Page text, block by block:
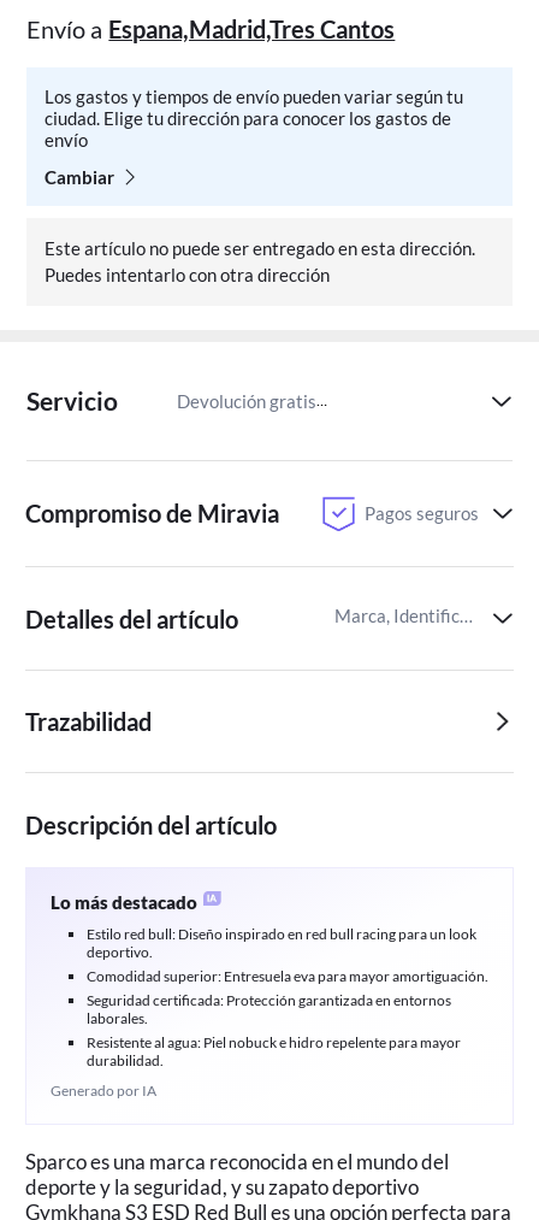
Envío a Espana,Madrid,Tres Cantos
Los gastos y tiempos de envío pueden variar según tu
ciudad. Elige tu dirección para conocer los gastos de
envío
Cambiar
Este artículo no puede ser entregado en esta dirección.
Puedes intentarlo con otra dirección
Servicio Devolución gratis Paga
Compromiso de Miravia Pagos seguros
Detalles del artículo Marca, Identificador del artículo de Miravia
Trazabilidad
Descripción del artículo
Lo más destacado
Estilo red bull: Diseño inspirado en red bull racing para un look
deportivo.
Comodidad superior: Entresuela eva para mayor amortiguación.
Seguridad certificada: Protección garantizada en entornos
laborales.
Resistente al agua: Piel nobuck e hidro repelente para mayor
durabilidad.
Generado por IA
Sparco es una marca reconocida en el mundo del
deporte y la seguridad, y su zapato deportivo
Gymkhana S3 ESD Red Bull es una opción perfecta para